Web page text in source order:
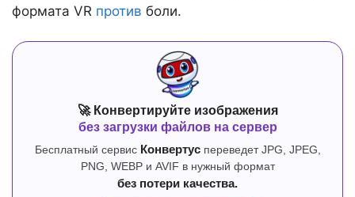
формата VR против боли.
🚀 Конвертируйте изображения
без загрузки файлов на сервер
Бесплатный сервис Конвертуспереведет JPG, JPEG,
PNG, WEBP и AVIF в нужный формат
без потери качества.